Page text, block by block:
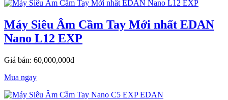
Máy Siêu Âm Cầm Tay Mới nhất EDAN
Nano L12 EXP
Giá bán: 60,000,000đ
Mua ngay